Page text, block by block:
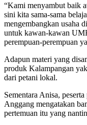
“Kami menyambut baik
sini kita sama-sama
mengembangkan usaha
untuk kawan-kawan
perempuan-perempuan
Adapun materi yang
produk Kalampangan
dari petani lokal.
Sementara Anisa,
Anggang mengatakan
pertemuan itu yang